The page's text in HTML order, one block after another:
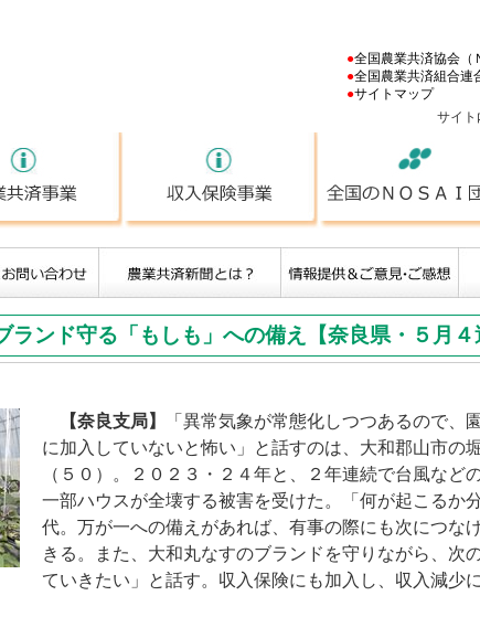
●全国農業共済協会（
●全国農業共済組合連
●サイトマップ
サイト
とは 農業共済事業 収入保険事業
ランド守る「もしも」への備え【奈良県・５月４
【奈良支局】
「異常気象が常態化しつつあるので、
に加入していないと怖い」と話すのは、大和郡山市の
（５０）。２０２３・２４年と、２年連続で台風など
一部ハウスが全壊する被害を受けた。「何が起こるか
代。万が一への備えがあれば、有事の際にも次につな
きる。また、大和丸なすのブランドを守りながら、次
ていきたい」と話す。収入保険にも加入し、収入減少